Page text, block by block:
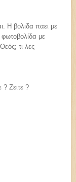
Η βολιδα παει με
με
τι λες
? Ζειτε ?